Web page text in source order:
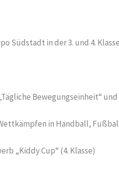
Südstadt in der 3. und 4. Klasse
Bewegungseinheit“ und
in Handball,
„Kiddy Cup“ (4. Klasse)